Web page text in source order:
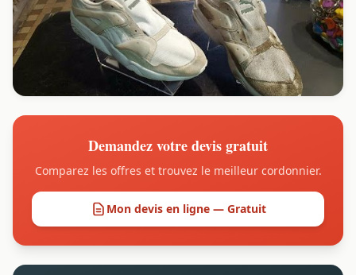
Demandez votre devis gratuit
Comparez les offres et trouvez le meilleur cordonnier.
Mon devis en ligne — Gratuit